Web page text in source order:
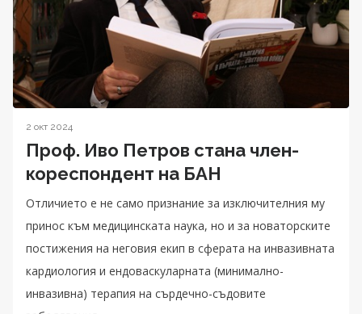
2 окт 2024
Проф. Иво Петров стана член-
кореспондент на БАН
Отличието е не само признание за изключителния му
принос към медицинската наука, но и за новаторските
постижения на неговия екип в сферата на инвазивната
кардиология и ендоваскуларната (минимално-
инвазивна) терапия на сърдечно-съдовите